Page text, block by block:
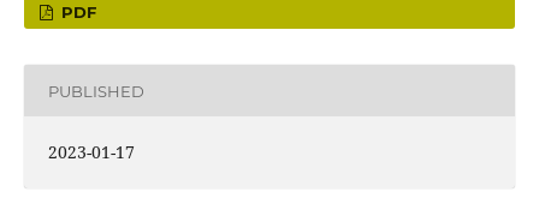
PDF
PUBLISHED
2023-01-17